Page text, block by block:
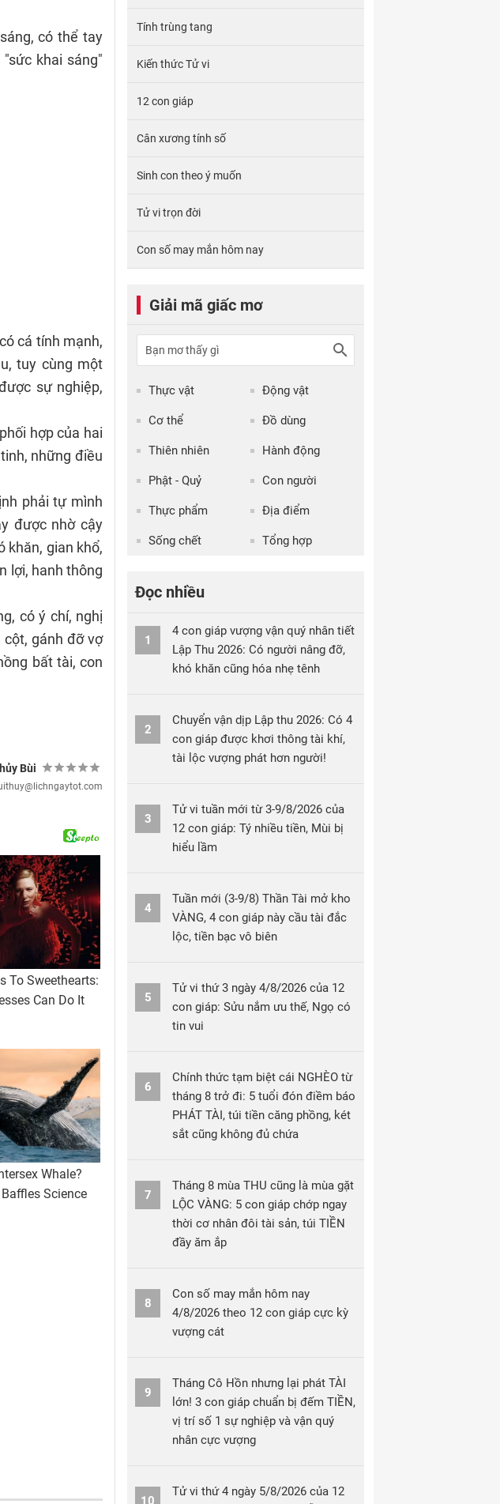
có thể tay
khai sáng"
cá tính mạnh,
tuy cùng một
sự nghiệp,
hợp của hai
những điều
phải tự mình
được nhờ cậy
khăn, gian khổ,
lợi, hanh thông
có ý chí, nghị
gánh đỡ vợ
bất tài, con
Bùi
Tính trùng tang
Kiến thức Tử vi
12 con giáp
Cân xương tính số
Sinh con theo ý muốn
Tử vi trọn đời
Con số may mắn hôm nay
Giải mã giấc mơ
Thực vật Động vật
Cơ thể Đồ dùng
Thiên nhiên Hành động
Phật - Quỷ Con người
Thực phẩm Địa điểm
Sống chết Tổng hợp
Đọc nhiều
1
4 con giáp vượng vận quý nhân tiết
Lập Thu 2026: Có người nâng đỡ,
khó khăn cũng hóa nhẹ tênh
2
Chuyển vận dịp Lập thu 2026: Có 4
con giáp được khơi thông tài khí,
tài lộc vượng phát hơn người!
3
Tử vi tuần mới từ 3-9/8/2026 của
12 con giáp: Tý nhiều tiền, Mùi bị
hiểu lầm
4
Tuần mới (3-9/8) Thần Tài mở kho
VÀNG, 4 con giáp này cầu tài đắc
lộc, tiền bạc vô biên
5
Tử vi thứ 3 ngày 4/8/2026 của 12
con giáp: Sửu nắm ưu thế, Ngọ có
tin vui
6
Chính thức tạm biệt cái NGHÈO từ
tháng 8 trở đi: 5 tuổi đón điềm báo
PHÁT TÀI, túi tiền căng phồng, két
sắt cũng không đủ chứa
7
Tháng 8 mùa THU cũng là mùa gặt
LỘC VÀNG: 5 con giáp chớp ngay
thời cơ nhân đôi tài sản, túi TIỀN
đầy ăm ắp
8
Con số may mắn hôm nay
4/8/2026 theo 12 con giáp cực kỳ
vượng cát
9
Tháng Cô Hồn nhưng lại phát TÀI
lớn! 3 con giáp chuẩn bị đếm TIỀN,
vị trí số 1 sự nghiệp và vận quý
nhân cực vượng
10
Tử vi thứ 4 ngày 5/8/2026 của 12